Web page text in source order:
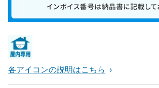
各アイコンの説明はこちら